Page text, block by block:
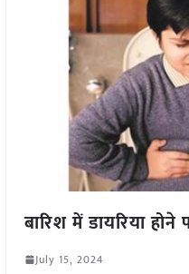
बारिश में डायरिया
July 15, 2024